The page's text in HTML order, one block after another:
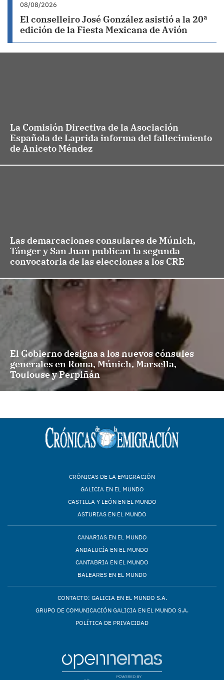
08/08/2026
El conselleiro José González asistió a la 20ª
edición de la Fiesta Mexicana de Avión
La Comisión Directiva de la Asociación
Española de Laprida informa del fallecimiento
de Aniceto Méndez
Las demarcaciones consulares de Múnich,
Tánger y San Juan publican la segunda
convocatoria de las elecciones a los CRE
El Gobierno designa a los nuevos cónsules
generales en Roma, Múnich, Marsella,
Toulouse y Perpiñán
CRÓNICAS DE LA EMIGRACIÓN
GALICIA EN EL MUNDO
CASTILLA Y LEÓN EN EL MUNDO
ASTURIAS EN EL MUNDO
CANARIAS EN EL MUNDO
ANDALUCÍA EN EL MUNDO
CANTABRIA EN EL MUNDO
BALEARES EN EL MUNDO
CONTACTO: GALICIA EN EL MUNDO S.A.
GRUPO DE COMUNICACIÓN GALICIA EN EL MUNDO S.A.
POLÍTICA DE PRIVACIDAD